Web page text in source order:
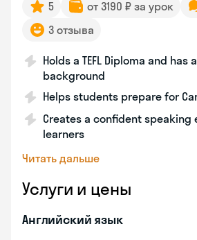
5 от 3190 ₽ за урок
3 отзыва
Holds a TEFL Diploma and
background
Helps students prepare for
Creates a confident speaking
learners
Читать дальше
Услуги и цены
Английский язык